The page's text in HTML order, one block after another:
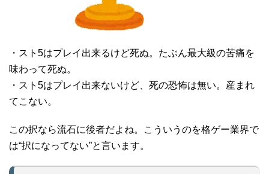
・スト5はプレイ出来るけど死ぬ。たぶん最大級の苦痛を
味わって死ぬ。
・スト5はプレイ出来ないけど、死の恐怖は無い。産まれ
てこない。
この択なら流石に後者だよね。こういうのを格ゲー業界で
は“択になってない”と言います。